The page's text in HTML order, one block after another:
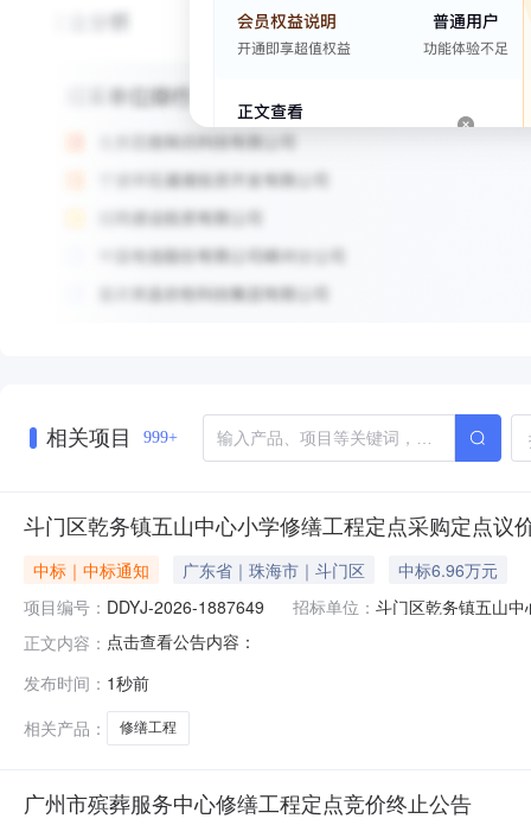
相关项目 999+
斗门区乾务镇五山中心小学修缮工程定点采购定点议
中标｜中标通知 广东省｜珠海市｜斗门区
中标6.96万元
项目编号： DDYJ-2026-1887649 招标单位： 斗⻔区乾务镇五山中
正文内容： 点击查看公告内容：
发布时间： 1秒前
相关产品：
修缮工程
广州市殡葬服务中心修缮工程定点竞价终止公告